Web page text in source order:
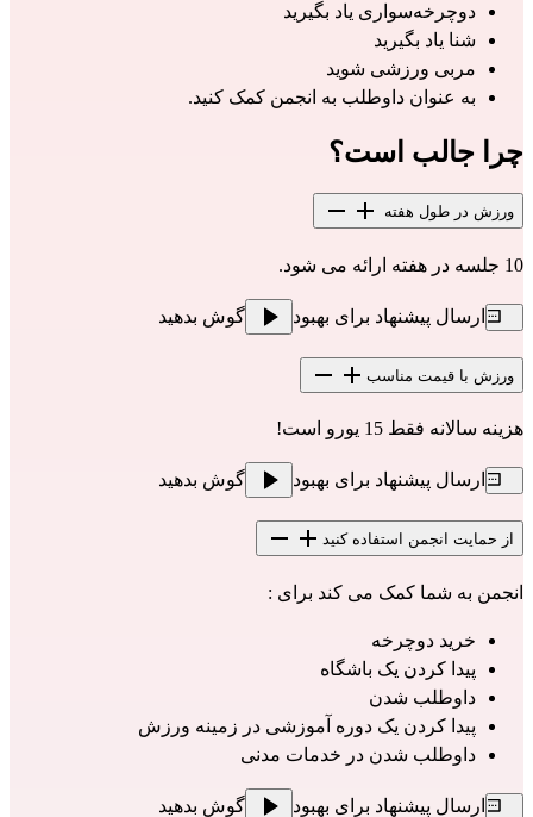
دوچرخه‌سواری یاد بگیرید
شنا یاد بگیرید
مربی ورزشی شوید
به عنوان داوطلب به انجمن کمک کنید.
چرا جالب است؟
ورزش در طول هفته
10 جلسه در هفته ارائه می شود.
ارسال پیشنهاد برای بهبود گوش بدهید
ورزش با قیمت مناسب
هزینه سالانه فقط 15 یورو است!
ارسال پیشنهاد برای بهبود گوش بدهید
از حمایت انجمن استفاده کنید
انجمن به شما کمک می کند برای :
خرید دوچرخه
پیدا کردن یک باشگاه
داوطلب شدن
پیدا کردن یک دوره آموزشی در زمینه ورزش
داوطلب شدن در خدمات مدنی
ارسال پیشنهاد برای بهبود گوش بدهید